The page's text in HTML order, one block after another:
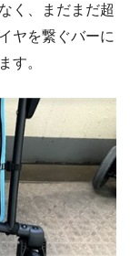
く、まだまだ超
ヤを繋ぐバーに
す。